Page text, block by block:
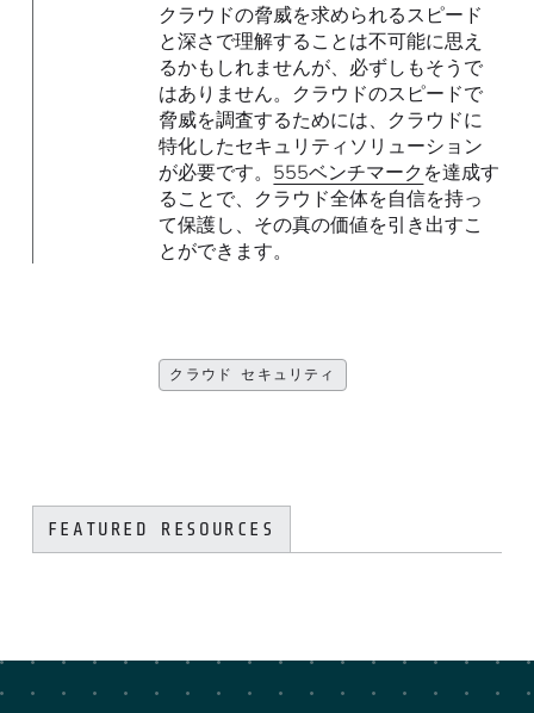
クラウドの脅威を求められるスピード
と深さで理解することは不可能に思え
るかもしれませんが、必ずしもそうで
はありません。クラウドのスピードで
脅威を調査するためには、クラウドに
特化したセキュリティソリューション
が必要です。 555ベンチマーク を達成す
ることで、クラウド全体を自信を持っ
て保護し、その真の価値を引き出すこ
とができます。
クラウド セキュリティ
FEATURED RESOURCES